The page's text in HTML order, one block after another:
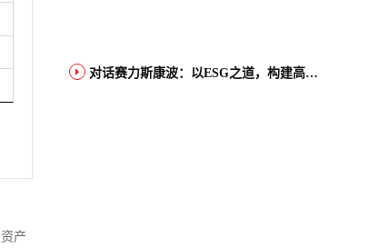
产
对话赛力斯康波：以ESG之道，构建高端智能汽车品牌全球竞争力